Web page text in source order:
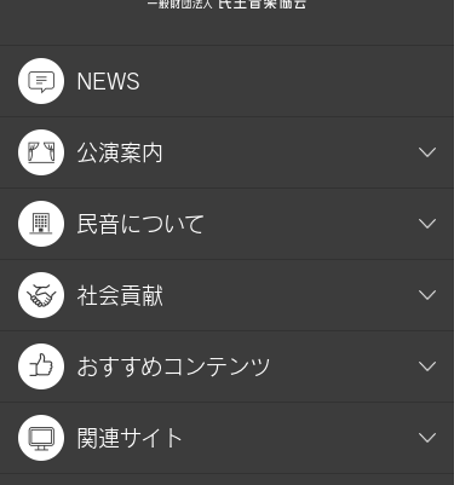
NEWS
公演案内
民音について
社会貢献
おすすめコンテンツ
関連サイト